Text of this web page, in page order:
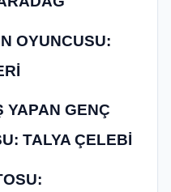
OYUNCUSU:
YAPAN GENÇ
TALYA ÇELEBİ